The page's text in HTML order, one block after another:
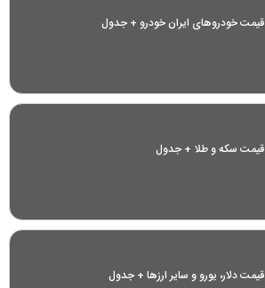
قیمت خودرو‌های ایران خودرو + جدول
قیمت سکه و طلا + جدول
قیمت دلار، یورو و سایر ارز‌ها + جدول